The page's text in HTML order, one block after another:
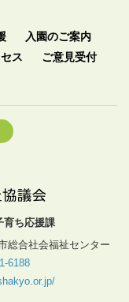
入園のご案内
ス
ご意見受付
ち応援課
合社会福祉センター
6188